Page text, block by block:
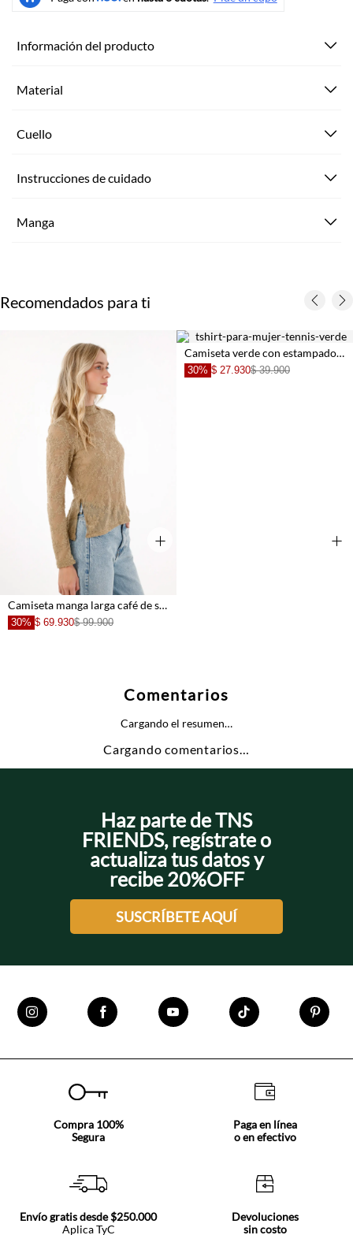
Información del producto
Material
Cuello
Instrucciones de cuidado
Manga
Recomendados para ti
+
Camiseta manga larga café de silueta ajustada para mujer
30% $ 69.930$ 99.900
+
Camiseta verde con estampado de corazones para mujer
30% $ 27.930$ 39.900
Comentarios
Cargando el resumen…
Cargando comentarios…
Haz parte de TNS
FRIENDS, regístrate o
actualiza tus datos y
recibe 20%OFF
SUSCRÍBETE AQUÍ
Compra 100%
Segura
Paga en línea
o en efectivo
Envío gratis desde $250.000
Aplica TyC
Devoluciones
sin costo